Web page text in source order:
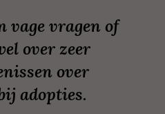
vage vragen of
over zeer
over
adopties.